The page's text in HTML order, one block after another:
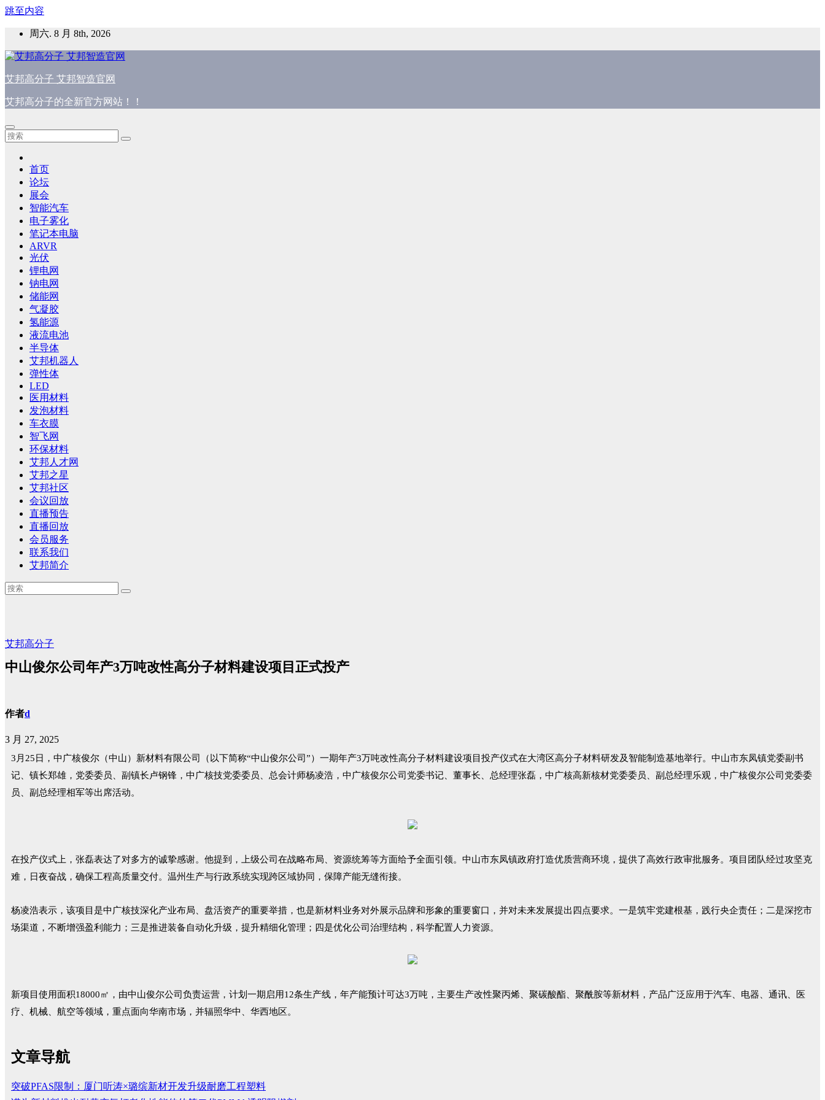
跳至内容
周六. 8 月 8th, 2026
艾邦高分子 艾邦智造官网
艾邦高分子的全新官方网站！！
首页
论坛
展会
智能汽车
电子雾化
笔记本电脑
ARVR
光伏
锂电网
钠电网
储能网
气凝胶
氢能源
液流电池
半导体
艾邦机器人
弹性体
LED
医用材料
发泡材料
车衣膜
智飞网
环保材料
艾邦人才网
艾邦之星
艾邦社区
会议回放
直播预告
直播回放
会员服务
联系我们
艾邦简介
艾邦高分子
中山俊尔公司年产3万吨改性高分子材料建设项目正式投产
作者d
3 月 27, 2025
3 月 25 日，中广核俊尔（中山）新材料有限公司（以下简称“中山俊尔公司”）一期年产3万吨改性高分子材料建设项目投产仪式在大湾区高分子材料研发及智能制造基地举行。中山市东凤镇党委副书
记、镇长郑雄，党委委员、副镇长卢钢锋，中广核技党委委员、总会计师杨凌浩，中广核俊尔公司党委书记、董事长、总经理张磊，中广核高新核材党委委员、副总经理乐观，中广核俊尔公司党委委
员、副总经理相军等出席活动。
在投产仪式上，张磊表达了对多方的诚挚感谢。他提到，上级公司在战略布局、资源统筹等方面给予全面引领。中山市东凤镇政府打造优质营商环境，提供了高效行政审批服务。项目团队经过攻坚克
难，日夜奋战，确保工程高质量交付。温州生产与行政系统实现跨区域协同，保障产能无缝衔接。
杨凌浩表示，该项目是中广核技深化产业布局、盘活资产的重要举措，也是新材料业务对外展示品牌和形象的重要窗口，并对未来发展提出四点要求。一是筑牢党建根基，践行央企责任；二是深挖市
场渠道，不断增强盈利能力；三是推进装备自动化升级，提升精细化管理；四是优化公司治理结构，科学配置人力资源。
新项目使用面积18000㎡，由中山俊尔公司负责运营，计划一期启用12条生产线，年产能预计可达3万吨，主要生产改性聚丙烯、聚碳酸酯、聚酰胺等新材料，产品广泛应用于汽车、电器、通讯、医
疗、机械、航空等领域，重点面向华南市场，并辐照华中、华西地区。
文章导航
突破PFAS限制：厦门听涛×璐缤新材开发升级耐磨工程塑料